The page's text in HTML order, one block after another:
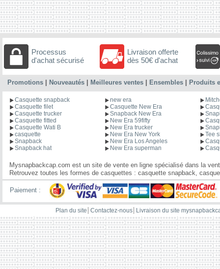
Processus
d'achat sécurisé
Livraison offerte
dès 50€ d'achat
Promotions Nouveautés Meilleures ventes Ensembles Produits
Casquette snapback
Casquette filet
Casquette trucker
Casquette fitted
Casquette Wati B
casquette
Snapback
Snapback hat
new era
Casquette New Era
Snapback New Era
New Era 59fifty
New Era trucker
New Era New York
New Era Los Angeles
New Era superman
Tee
Mysnapbackcap.com est un site de vente en ligne spécialisé dans la
Retrouvez toutes les formes de casquettes : casquette snapback,
Paiement :
Plan du site Contactez-nous Livraison du site